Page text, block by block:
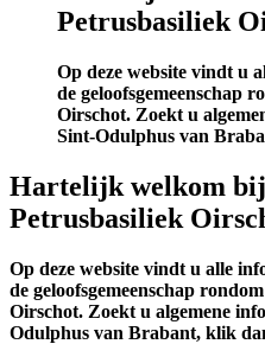
Petrusbasiliek
Op deze website vindt u
de geloofsgemeenschap
Oirschot. Zoekt u
Sint-Odulphus van
Hartelijk welkom
Petrusbasiliek
Op deze website vindt u alle
de geloofsgemeenschap
Oirschot. Zoekt u algemene
Odulphus van Brabant, klik